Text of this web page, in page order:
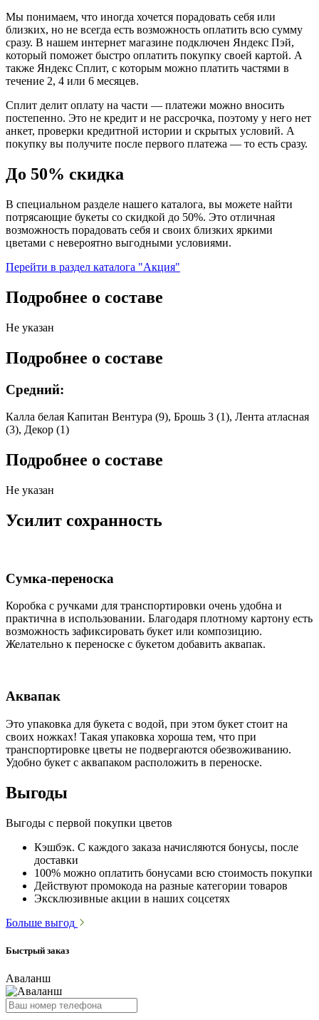
Мы понимаем, что иногда хочется порадовать себя или
близких, но не всегда есть возможность оплатить всю сумму
сразу. В нашем интернет магазине подключен Яндекс Пэй,
который поможет быстро оплатить покупку своей картой. А
также Яндекс Сплит, с которым можно платить частями в
течение 2, 4 или 6 месяцев.
Сплит делит оплату на части — платежи можно вносить
постепенно. Это не кредит и не рассрочка, поэтому у него нет
анкет, проверки кредитной истории и скрытых условий. А
покупку вы получите после первого платежа — то есть сразу.
До 50% скидка
В специальном разделе нашего каталога, вы можете найти
потрясающие букеты со скидкой до 50%. Это отличная
возможность порадовать себя и своих близких яркими
цветами с невероятно выгодными условиями.
Перейти в раздел каталога "Акция"
Подробнее о составе
Не указан
Подробнее о составе
Средний:
Калла белая Капитан Вентура (9), Брошь 3 (1), Лента атласная
(3), Декор (1)
Подробнее о составе
Не указан
Усилит сохранность
Сумка-переноска
Коробка c ручками для транспортировки очень удобна и
практична в использовании. Благодаря плотному картону есть
возможность зафиксировать букет или композицию.
Желательно к переноске с букетом добавить аквапак.
Аквапак
Это упаковка для букета с водой, при этом букет стоит на
своих ножках! Такая упаковка хороша тем, что при
транспортировке цветы не подвергаются обезвоживанию.
Удобно букет с аквапаком расположить в переноске.
Выгоды
Выгоды с первой покупки цветов
Кэшбэк. С каждого заказа начисляются бонусы, после
доставки
100% можно оплатить бонусами всю стоимость покупки
Действуют промокода на разные категории товаров
Эксклюзивные акции в наших соцсетях
Больше выгод
Быстрый заказ
Аваланш